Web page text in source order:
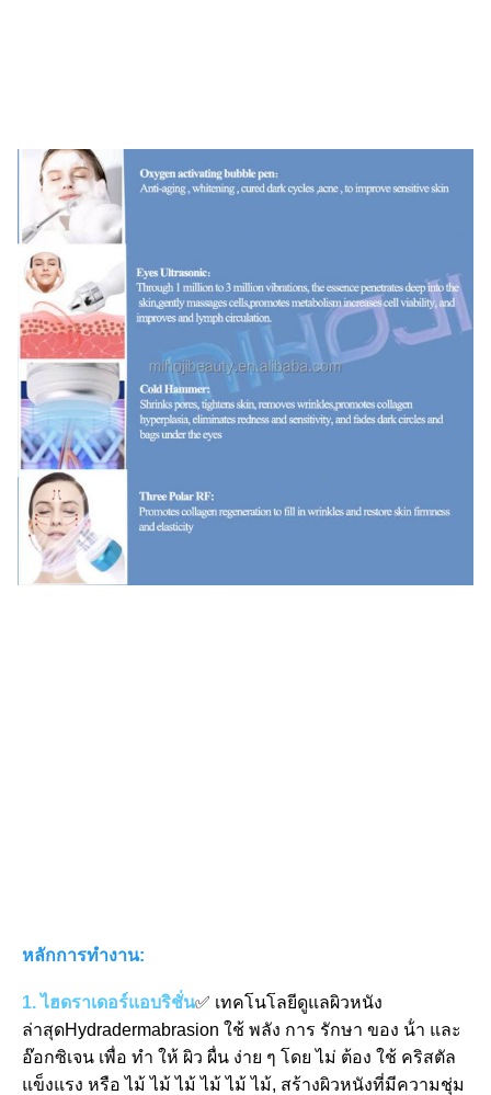
หลักการทํางาน:
1. ไฮดราเดอร์แอบริชั่น✅ เทคโนโลยีดูแลผิวหนัง
ล่าสุดHydradermabrasion ใช้ พลัง การ รักษา ของ น้ํา และ
อ๊อกซิเจน เพื่อ ทํา ให้ ผิว ผื่น ง่าย ๆ โดย ไม่ ต้อง ใช้ คริสตัล
แข็งแรง หรือ ไม้ ไม้ ไม้ ไม้ ไม้ ไม้, สร้างผิวหนังที่มีความชุ่ม